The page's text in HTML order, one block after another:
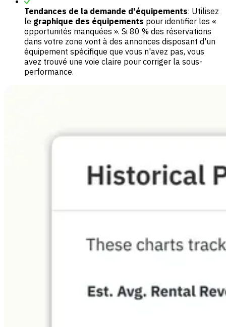
Tendances de la demande d'équipements: Utilisez
le graphique des équipements pour identifier les «
opportunités manquées ». Si 80 % des réservations
dans votre zone vont à des annonces disposant d'un
équipement spécifique que vous n'avez pas, vous
avez trouvé une voie claire pour corriger la sous-
performance.